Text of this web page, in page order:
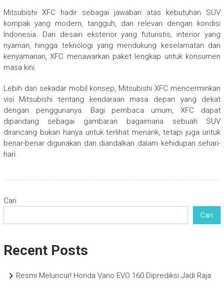
Mitsubishi XFC hadir sebagai jawaban atas kebutuhan SUV
kompak yang modern, tangguh, dan relevan dengan kondisi
Indonesia. Dari desain eksterior yang futuristis, interior yang
nyaman, hingga teknologi yang mendukung keselamatan dan
kenyamanan, XFC menawarkan paket lengkap untuk konsumen
masa kini.
Lebih dari sekadar mobil konsep, Mitsubishi XFC mencerminkan
visi Mitsubishi tentang kendaraan masa depan yang dekat
dengan penggunanya. Bagi pembaca umum, XFC dapat
dipandang sebagai gambaran bagaimana sebuah SUV
dirancang bukan hanya untuk terlihat menarik, tetapi juga untuk
benar-benar digunakan dan diandalkan dalam kehidupan sehari-
hari.
Cari
Cari
Recent Posts
Resmi Meluncur! Honda Vario EVO 160 Diprediksi Jadi Raja